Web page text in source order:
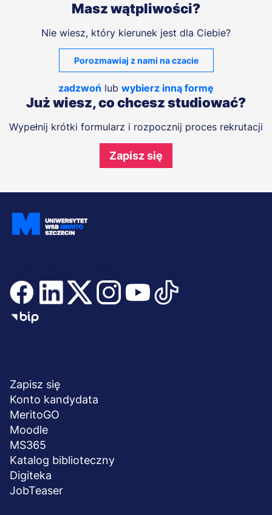
Masz wątpliwości?
Nie wiesz, który kierunek jest dla Ciebie?
Porozmawiaj z nami na czacie
zadzwoń lub wybierz inną formę
Już wiesz, co chcesz studiować?
Wypełnij krótki formularz i rozpocznij proces rekrutacji
Zapisz się
stopka
Zapisz się
Konto kandydata
MeritoGO
Moodle
MS365
Katalog biblioteczny
Digiteka
JobTeaser